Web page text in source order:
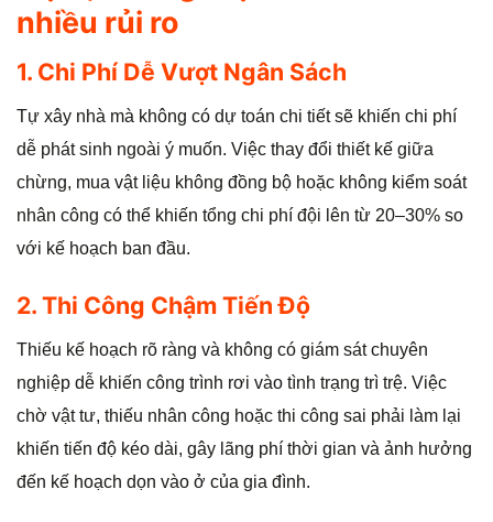
nhiều rủi ro
1. Chi Phí Dễ Vượt Ngân Sách
Tự xây nhà mà không có dự toán chi tiết sẽ khiến chi phí
dễ phát sinh ngoài ý muốn. Việc thay đổi thiết kế giữa
chừng, mua vật liệu không đồng bộ hoặc không kiểm soát
nhân công có thể khiến tổng chi phí đội lên từ 20–30% so
với kế hoạch ban đầu.
2. Thi Công Chậm Tiến Độ
Thiếu kế hoạch rõ ràng và không có giám sát chuyên
nghiệp dễ khiến công trình rơi vào tình trạng trì trệ. Việc
chờ vật tư, thiếu nhân công hoặc thi công sai phải làm lại
khiến tiến độ kéo dài, gây lãng phí thời gian và ảnh hưởng
đến kế hoạch dọn vào ở của gia đình.